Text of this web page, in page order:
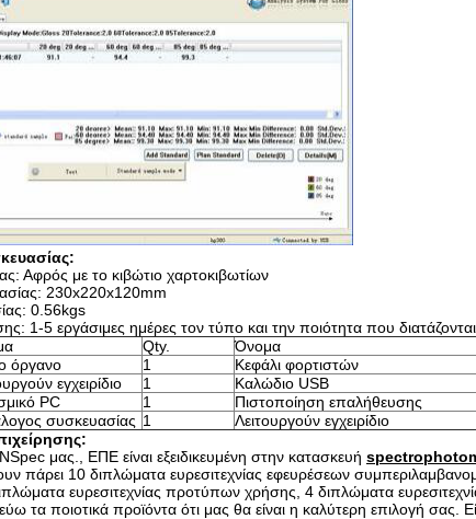
Αφρός με το κιβώτιο χαρτοκιβωτίων
230x220x120mm
0.56kgs
1-5 εργάσιμες ημέρες τον τύπο και την ποιότητα που
Qty.
Όνομα
όργανο 1
Κεφάλι φορτιστών
εγχειρίδιο 1
Καλώδιο USB
PC 1
Πιστοποίηση επαλήθευσης
συσκευασίας 1
Λειτουργούν εγχειρίδιο
μας., ΕΠΕ είναι εξειδικευμένη στην κατασκευή
πάρει 10 διπλώματα ευρεσιτεχνίας εφευρέσεων
ευρεσιτεχνίας προτύπων χρήσης, 4 διπλώματα
τα ποιοτικά προϊόντα ότι μας θα είναι η καλύτερη επιλογή σας.